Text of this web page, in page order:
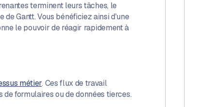
terminent leurs tâches, le
Gantt. Vous bénéficiez ainsi d'une
le pouvoir de réagir rapidement à
métier. Ces flux de travail
formulaires ou de données tierces.